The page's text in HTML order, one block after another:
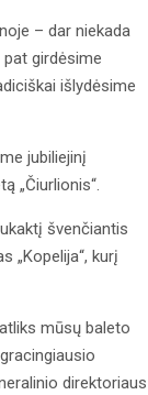
– dar niekada
girdėsime
išlydėsime
jubiliejinį
„Čiurlionis“.
švenčiantis
„Kopelija“, kurį
mūsų baleto
direktoriaus